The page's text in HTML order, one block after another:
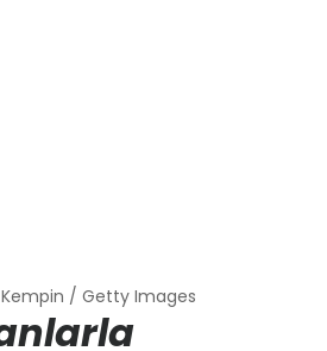
/ Getty Images